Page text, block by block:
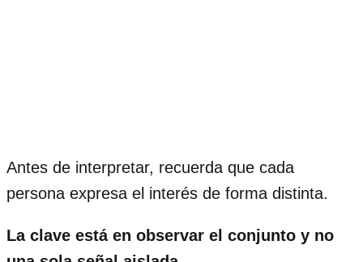
Antes de interpretar, recuerda que cada
persona expresa el interés de forma distinta.
La clave está en observar el conjunto y no